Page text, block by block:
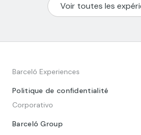
Voir toutes les
Barceló Experiences
Politique de confidentialité
Corporativo
Barceló Group